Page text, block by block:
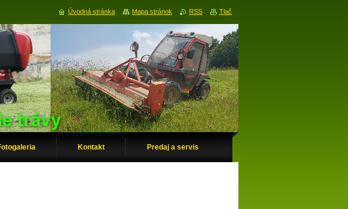
Kontakt Predaj a servis
Úvodná stránka Mapa stránok RSS Tlač